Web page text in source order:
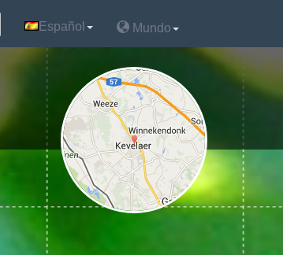
Español Mundo
Español Mundo